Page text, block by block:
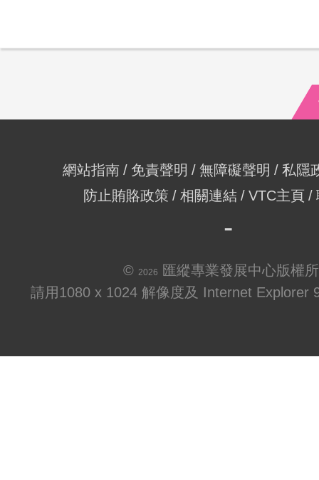
網站指南 免責聲明 無障礙聲明
私隱
防止賄賂政策
相關連結 VTC主頁
© 2026
匯縱專業發展中心版權
請用1080 x 1024 解像度及 Internet Explorer